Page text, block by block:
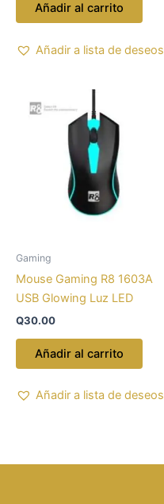
Añadir al carrito
Añadir a lista de deseos
Gaming
Mouse Gaming R8 1603A
USB Glowing Luz LED
Q30.00
Añadir al carrito
Añadir a lista de deseos